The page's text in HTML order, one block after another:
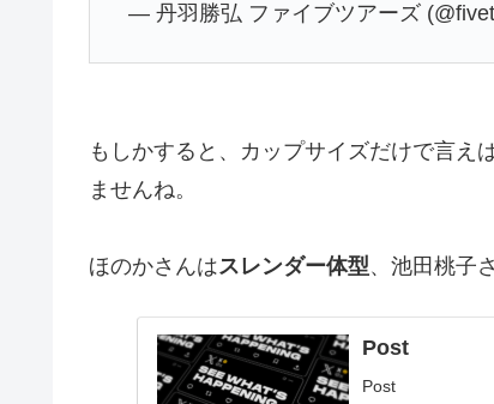
— 丹羽勝弘 ファイブツアーズ
もしかすると、カップサイズだけで言え
ませんね。
ほのかさんはスレンダー体型、池田桃子
Post
Post